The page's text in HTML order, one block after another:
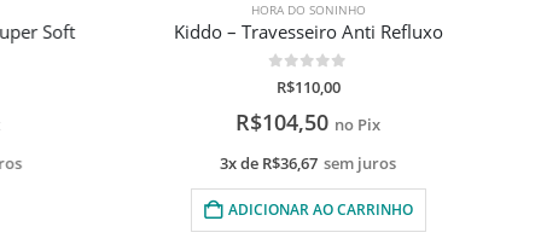
Soft
HORA DO SONINHO
Kiddo – Travesseiro Anti Refluxo
de 5
110,00
R$104,50 no Pix
3x deR$ 36,67 sem juros
ADICIONAR AO CARRINHO